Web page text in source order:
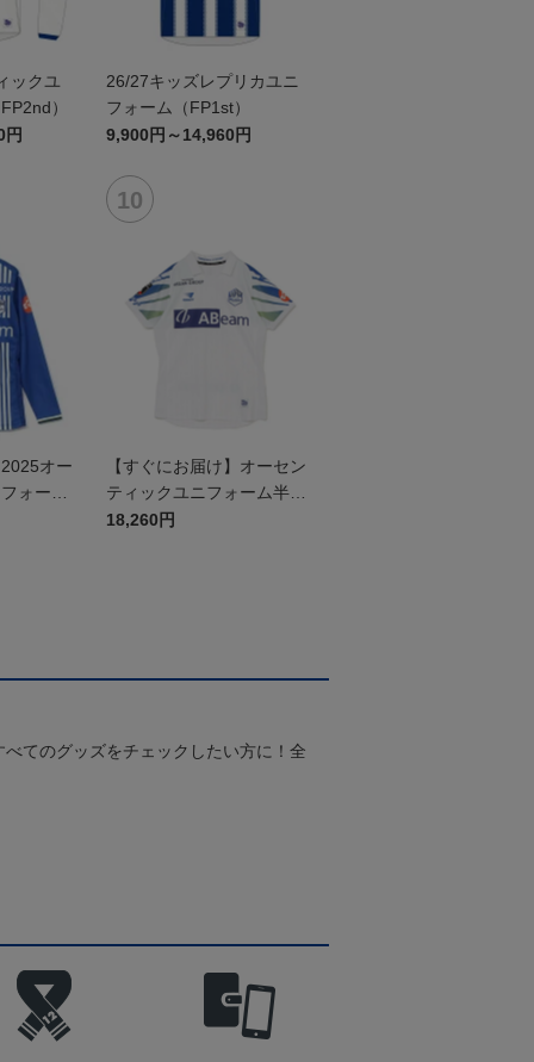
ックユ
）
円
26/27キッズレプリカユニ
フォーム（FP1st）
9,900円～14,960円
オー
ォーム
【すぐにお届け】オーセン
ティックユニフォーム半袖
（2026百年構想リーグ）F
18,260円
てのグッズをチェックしたい方に！全